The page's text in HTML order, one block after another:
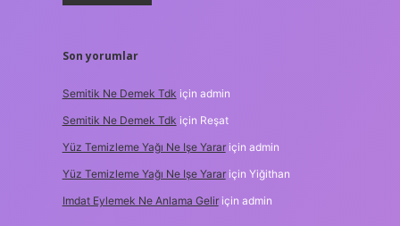
Son yorumlar
Semitik Ne Demek Tdk için admin
Semitik Ne Demek Tdk için Reşat
Yüz Temizleme Yağı Ne Işe Yarariçin admin
Yüz Temizleme Yağı Ne Işe Yarariçin Yiğithan
Imdat Eylemek Ne Anlama Geliriçin admin